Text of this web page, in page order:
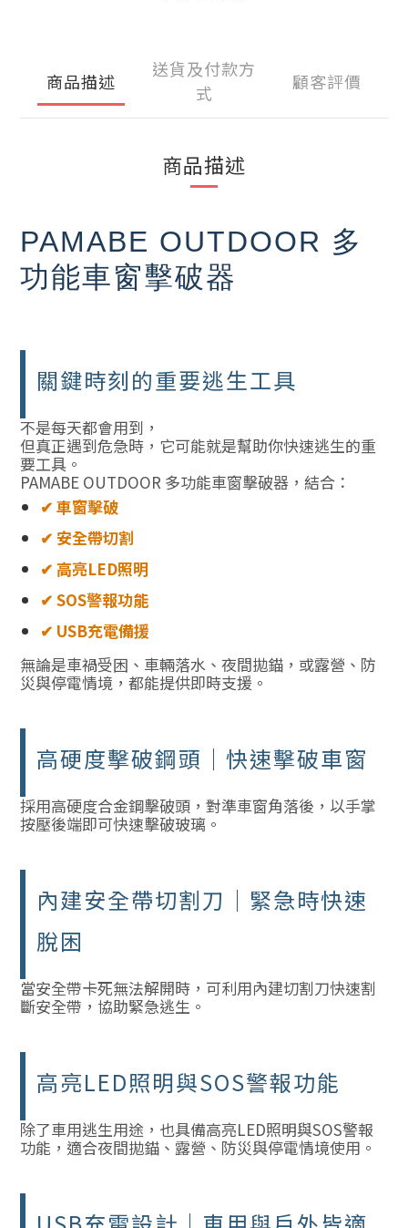
商品描述
送貨及付款方
式
顧客評價
商品描述
PAMABE OUTDOOR 多
功能車窗擊破器
關鍵時刻的重要逃生工具
不是每天都會用到，
但真正遇到危急時，它可能就是幫助你快速逃生的重
要工具。
PAMABE OUTDOOR 多功能車窗擊破器，結合：
✔ 車窗擊破
✔ 安全帶切割
✔ 高亮LED照明
✔ SOS警報功能
✔ USB充電備援
無論是車禍受困、車輛落水、夜間拋錨，或露營、防
災與停電情境，都能提供即時支援。
高硬度擊破鋼頭｜快速擊破車窗
採用高硬度合金鋼擊破頭，對準車窗角落後，以手掌
按壓後端即可快速擊破玻璃。
內建安全帶切割刀｜緊急時快速
脫困
當安全帶卡死無法解開時，可利用內建切割刀快速割
斷安全帶，協助緊急逃生。
高亮LED照明與SOS警報功能
除了車用逃生用途，也具備高亮LED照明與SOS警報
功能，適合夜間拋錨、露營、防災與停電情境使用。